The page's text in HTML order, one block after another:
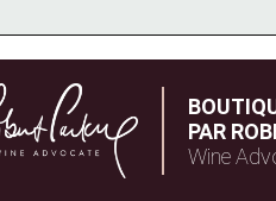
PAR
Wine